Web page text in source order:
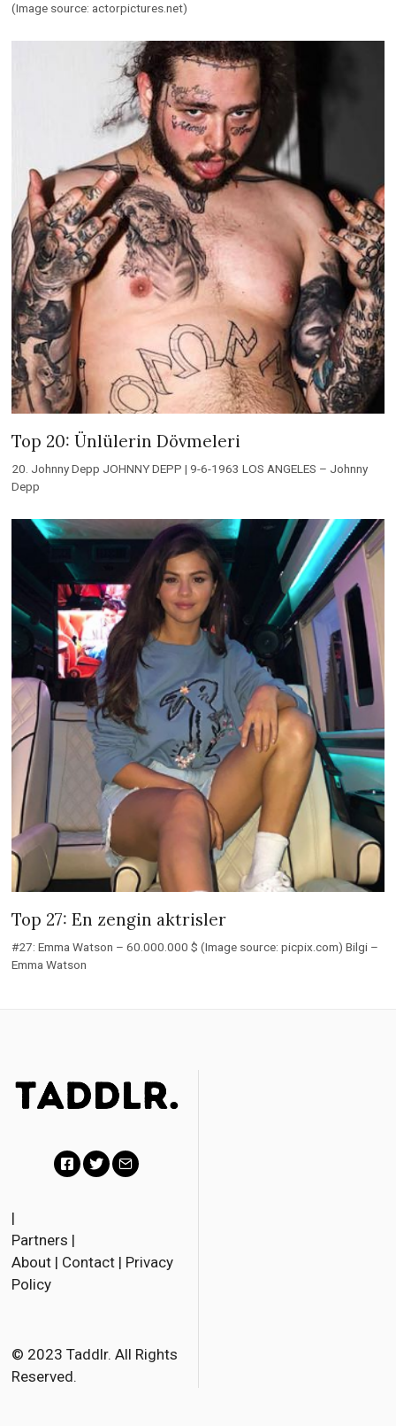
(Image source: actorpictures.net)
Top 20: Ünlülerin Dövmeleri
20. Johnny Depp JOHNNY DEPP | 9-6-1963 LOS ANGELES – Johnny
Depp
Top 27: En zengin aktrisler
#27: Emma Watson – 60.000.000 $ (Image source: picpix.com) Bilgi –
Emma Watson
c
e
o
k
t
r
i
|
Partners |
About | Contact | Privacy
Policy
© 2023 Taddlr. All Rights
Reserved.